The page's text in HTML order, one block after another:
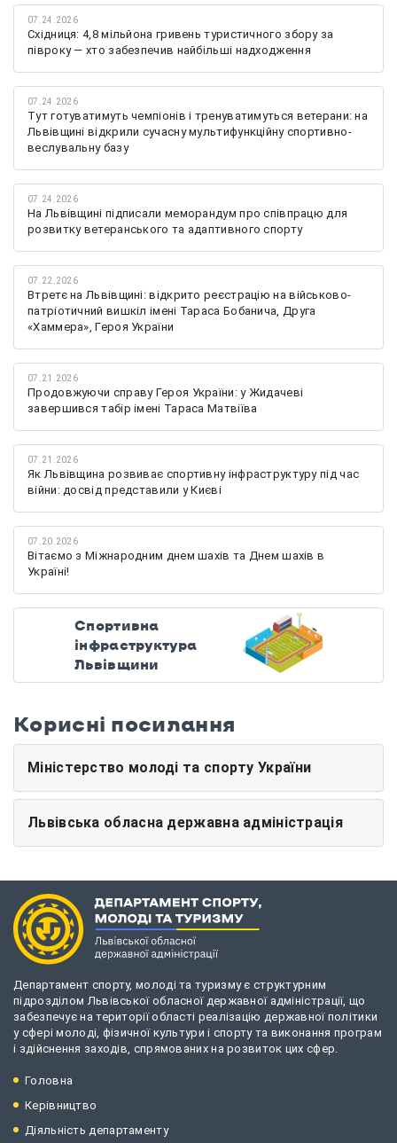
07.24.2026
Східниця: 4,8 мільйона гривень туристичного збору за
півроку — хто забезпечив найбільші надходження
07.24.2026
Тут готуватимуть чемпіонів і тренуватимуться ветерани: на
Львівщині відкрили сучасну мультифункційну спортивно-
веслувальну базу
07.24.2026
На Львівщині підписали меморандум про співпрацю для
розвитку ветеранського та адаптивного спорту
07.22.2026
Втретє на Львівщині: відкрито реєстрацію на військово-
патріотичний вишкіл імені Тараса Бобанича, Друга
«Хаммера», Героя України
07.21.2026
Продовжуючи справу Героя України: у Жидачеві
завершився табір імені Тараса Матвіїва
07.21.2026
Як Львівщина розвиває спортивну інфраструктуру під час
війни: досвід представили у Києві
07.20.2026
Вітаємо з Міжнародним днем шахів та Днем шахів в
Україні!
Спортивна
інфраструктура
Львівщини
Корисні посилання
Міністерство молоді та спорту України
Львівська обласна державна адміністрація
Департамент спорту, молоді та туризму є структурним
підрозділом Львівської обласної державної адміністрації, що
забезпечує на території області реалізацію державної політики
у сфері молоді, фізичної культури і спорту та виконання програм
і здійснення заходів, спрямованих на розвиток цих сфер.
Головна
Керівництво
Діяльність департаменту